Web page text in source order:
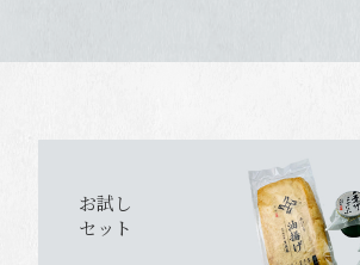
お試し
セット